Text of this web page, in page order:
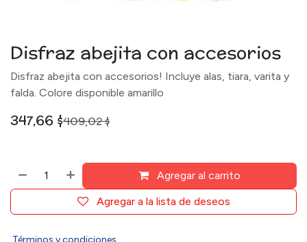
Disfraz abejita con accesorios
Disfraz abejita con accesorios! Incluye alas, tiara, varita y
falda. Colore disponible amarillo
347,66 $409,02$
Agregar al carrito
Agregar a la lista de deseos
Términos y condiciones